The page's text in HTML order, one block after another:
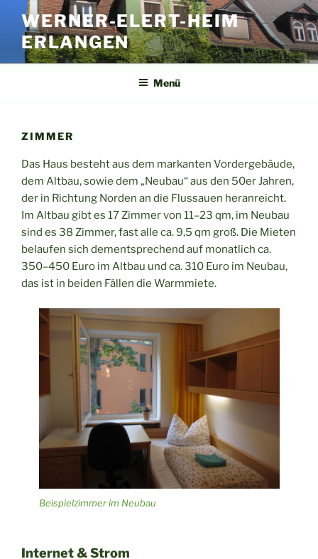
Inhalt
springen
WERNER-ELERT-HEIM
ERLANGEN
Menü
ZIMMER
Das Haus besteht aus dem markanten Vordergebäude,
dem Altbau, sowie dem „Neubau“ aus den 50er Jahren,
der in Richtung Norden an die Flussauen heranreicht.
Im Altbau gibt es 17 Zimmer von 11–23 qm, im Neubau
sind es 38 Zimmer, fast alle ca. 9,5 qm groß. Die Mieten
belaufen sich dementsprechend auf monatlich ca.
350–450 Euro im Altbau und ca. 310 Euro im Neubau,
das ist in beiden Fällen die Warmmiete.
Beispielzimmer im Neubau
Internet & Strom